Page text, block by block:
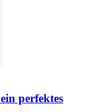
perfektes